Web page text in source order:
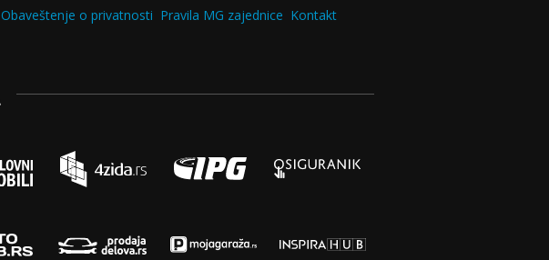
Obaveštenje o privatnosti Pravila MG zajednice Kontakt